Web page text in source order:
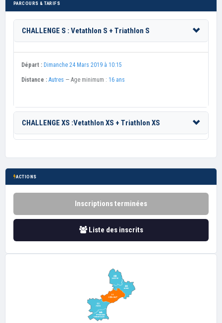
PARCOURS & TARIFS
CHALLENGE S : Vetathlon S + Triathlon S
Départ : Dimanche 24 Mars 2019 à 10:15
Distance : Autres — Age minimum : 16 ans
CHALLENGE XS :Vetathlon XS + Triathlon XS
ACTIONS
Inscriptions terminées
Liste des inscrits